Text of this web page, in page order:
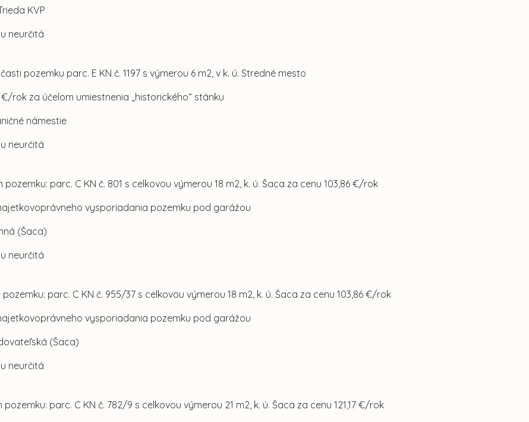
KVP
neurčitá
pozemku parc. E KN č. 1197 s výmerou 6 m2, v k. ú. Stredné mesto
rok za účelom umiestnenia „historického“ stánku
námestie
neurčitá
pozemku: parc. C KN č. 801 s celkovou výmerou 18 m2, k. ú. Šaca za cenu 103,86 €/rok
vysporiadania pozemku pod garážou
(Šaca)
neurčitá
pozemku: parc. C KN č. 955/37 s celkovou výmerou 18 m2, k. ú. Šaca za cenu 103,86 €/rok
vysporiadania pozemku pod garážou
(Šaca)
neurčitá
pozemku: parc. C KN č. 782/9 s celkovou výmerou 21 m2, k. ú. Šaca za cenu 121,17 €/rok